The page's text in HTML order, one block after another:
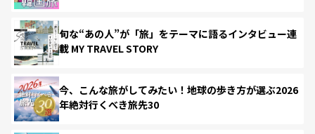
旬な“あの人”が「旅」をテーマに語るインタビュー連
載 MY TRAVEL STORY
今、こんな旅がしてみたい！地球の歩き方が選ぶ2026
年絶対行くべき旅先30